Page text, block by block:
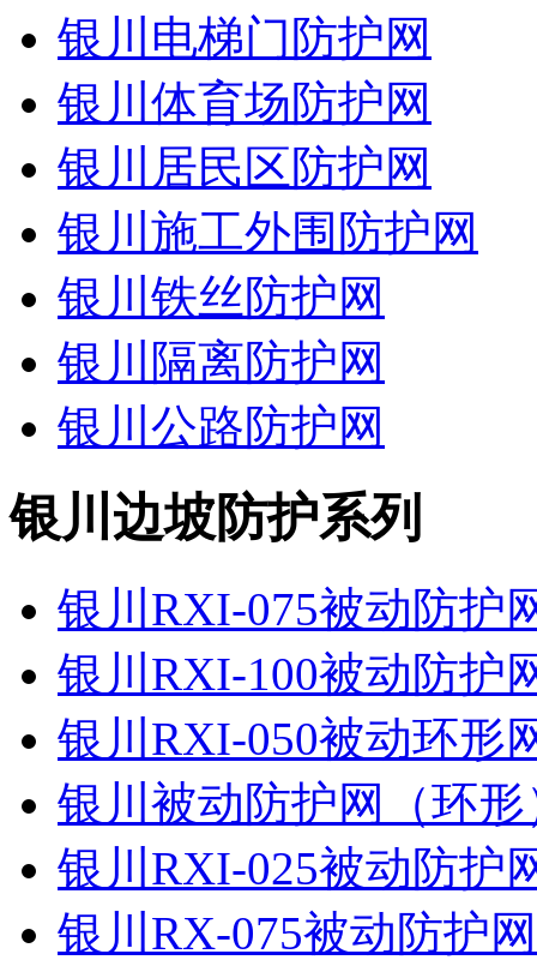
银川电梯门防护网
银川体育场防护网
银川居民区防护网
银川施工外围防护网
银川铁丝防护网
银川隔离防护网
银川公路防护网
银川边坡防护系列
银川RXI-075被动防护
银川RXI-100被动防护
银川RXI-050被动环形
银川被动防护网（环形
银川RXI-025被动防护
银川RX-075被动防护